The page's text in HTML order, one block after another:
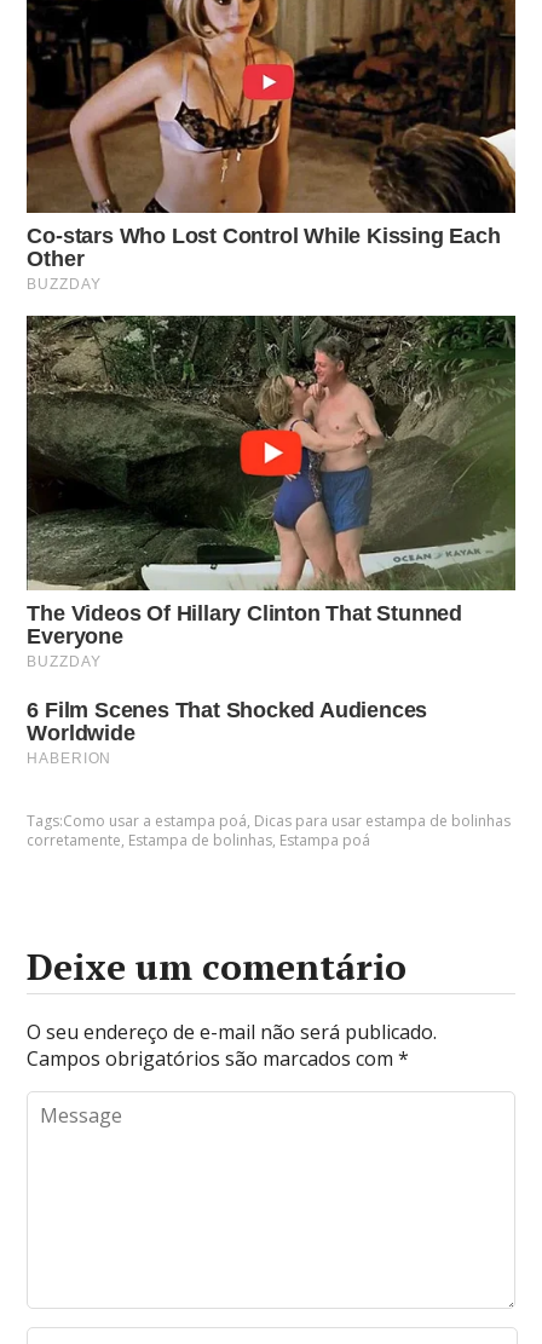
Tags:Como usar a estampa poá, Dicas para usar estampa de bolinhas
corretamente, Estampa de bolinhas, Estampa poá
Deixe um comentário
O seu endereço de e-mail não será publicado.
Campos obrigatórios são marcados com*